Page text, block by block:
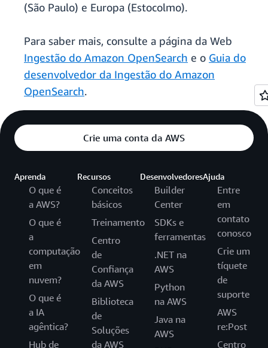
(São Paulo) e Europa (Estocolmo).
Para saber mais, consulte a página da Web
Ingestão do Amazon OpenSearch e o Guia do
desenvolvedor da Ingestão do Amazon
OpenSearch.
Crie uma conta da AWS
Aprenda
O que é
a AWS?
O que é
a
computação
em
nuvem?
O que é
a IA
agêntica?
Hub de
Recursos
Conceitos
básicos
Treinamento
Centro
de
Confiança
da AWS
Biblioteca
de
Soluções
da AWS
Desenvolvedores
Builder
Center
SDKs e
ferramentas
.NET na
AWS
Python
na AWS
Java na
AWS
Ajuda
Entre
em
contato
conosco
Crie um
tíquete
de
suporte
AWS
re:Post
Centro